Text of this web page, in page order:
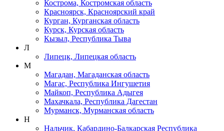
Кострома, Костромская область
Красноярск, Красноярский край
Курган, Курганская область
Курск, Курская область
Кызыл, Республика Тыва
Л
Липецк, Липецкая область
М
Магадан, Магаданская область
Магас, Республика Ингушетия
Майкоп, Республика Адыгея
Махачкала, Республика Дагестан
Мурманск, Мурманская область
Н
Нальчик, Кабардино-Балкарская Республика